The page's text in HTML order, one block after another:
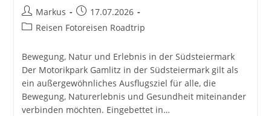
Beitrags-
Autor:
Markus
Beitrag
veröffentlicht:
17.07.2026
Beitrags-
Reisen Fotoreisen Roadtrip
Bewegung, Natur und Erlebnis in der Südsteiermark
Der Motorikpark Gamlitz in der Südsteiermark gilt als
ein außergewöhnliches Ausflugsziel für alle, die
Bewegung, Naturerlebnis und Gesundheit miteinander
verbinden möchten. Eingebettet in…